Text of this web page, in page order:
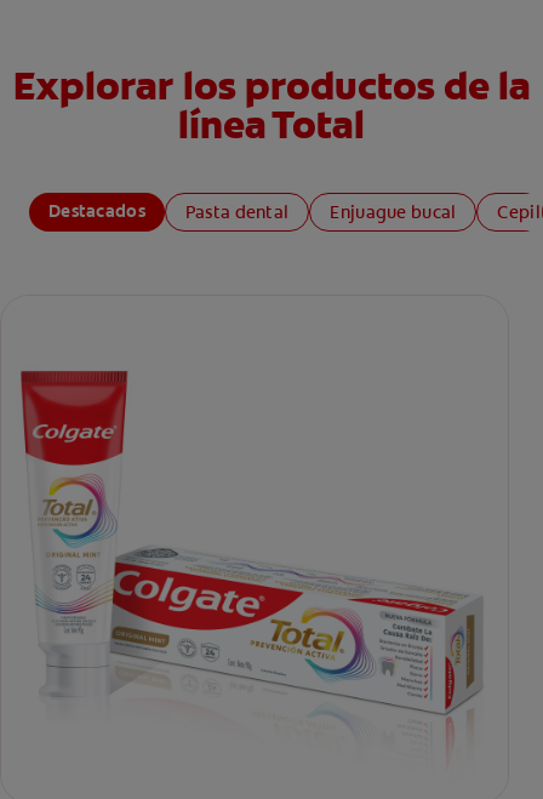
Explorar los productos de la
línea Total
Destacados Pasta dental Enjuague bucal